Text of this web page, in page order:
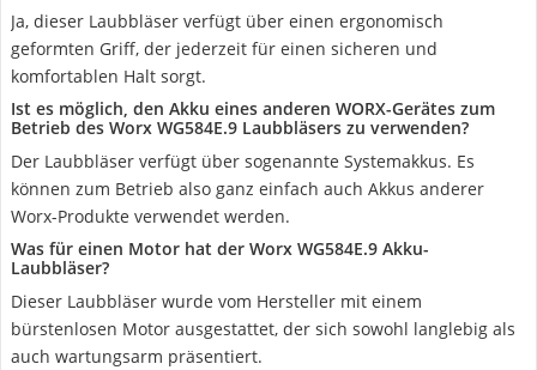
Ja, dieser Laubbläser verfügt über einen ergonomisch
geformten Griff, der jederzeit für einen sicheren und
komfortablen Halt sorgt.
Ist es möglich, den Akku eines anderen WORX-Gerätes zum
Betrieb des Worx WG584E.9 Laubbläsers zu verwenden?
Der Laubbläser verfügt über sogenannte Systemakkus. Es
können zum Betrieb also ganz einfach auch Akkus anderer
Worx-Produkte verwendet werden.
Was für einen Motor hat der Worx WG584E.9 Akku-
Laubbläser?
Dieser Laubbläser wurde vom Hersteller mit einem
bürstenlosen Motor ausgestattet, der sich sowohl langlebig als
auch wartungsarm präsentiert.